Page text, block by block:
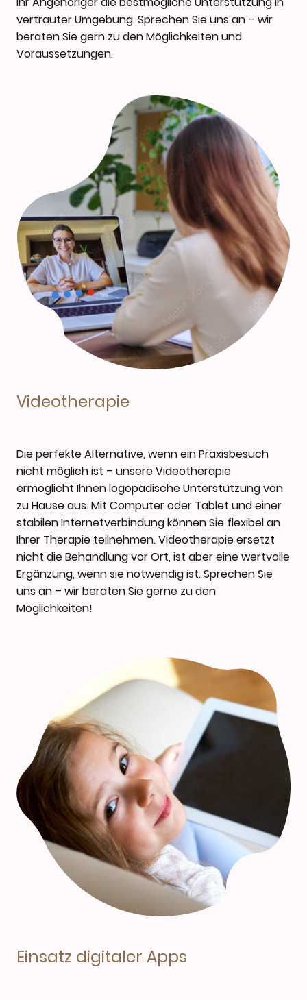
vertrauter Umgebung. Sprechen Sie uns an – wir
beraten Sie gern zu den Möglichkeiten und
Voraussetzungen.
Videotherapie
Die perfekte Alternative, wenn ein Praxisbesuch
nicht möglich ist – unsere Videotherapie
ermöglicht Ihnen logopädische Unterstützung von
zu Hause aus. Mit Computer oder Tablet und einer
stabilen Internetverbindung können Sie flexibel an
Ihrer Therapie teilnehmen. Videotherapie ersetzt
nicht die Behandlung vor Ort, ist aber eine wertvolle
Ergänzung, wenn sie notwendig ist. Sprechen Sie
uns an – wir beraten Sie gerne zu den
Möglichkeiten!
Einsatz digitaler Apps